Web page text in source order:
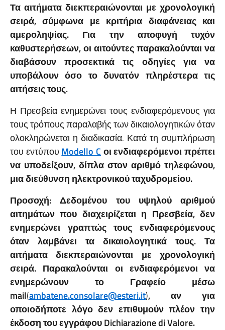
Τα αιτήματα διεκπεραιώνονται με χρονολογική
σειρά, σύμφωνα με κριτήρια διαφάνειας και
αμεροληψίας. Για την αποφυγή τυχόν
καθυστερήσεων, οι αιτούντες παρακαλούνται να
διαβάσουν προσεκτικά τις οδηγίες για να
υποβάλουν όσο το δυνατόν πληρέστερα τις
αιτήσεις τους.
Η Πρεσβεία ενημερώνει τους ενδιαφερόμενους για
τους τρόπους παραλαβής των δικαιολογητικών όταν
ολοκληρώνεται η διαδικασία. Κατά τη συμπλήρωση
του εντύπου Modello C οι ενδιαφερόμενοι πρέπει
να υποδείξουν, δίπλα στον αριθμό τηλεφώνου,
μια διεύθυνση ηλεκτρονικού ταχυδρομείου.
Προσοχή:Δεδομένου του υψηλού αριθμού
αιτημάτων που διαχειρίζεται η Πρεσβεία, δεν
ενημερώνει γραπτώς τους ενδιαφερόμενους
όταν λαμβάνει τα δικαιολογητικά τους. Τα
αιτήματα διεκπεραιώνονται με χρονολογική
σειρά. Παρακαλούνται οι ενδιαφερόμενοι να
ενημερώνουν το Γραφείο μέσω
mail(ambatene.consolare@esteri.it), αν για
οποιοδήποτε λόγο δεν επιθυμούν πλέον την
έκδοση του εγγράφου Dichiarazione di Valore.